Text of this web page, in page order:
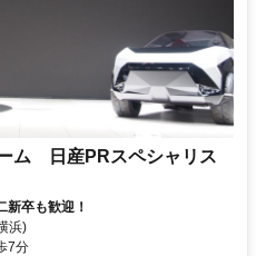
ム 日産PRスペシャリス
卒も歓迎！
浜)
7分